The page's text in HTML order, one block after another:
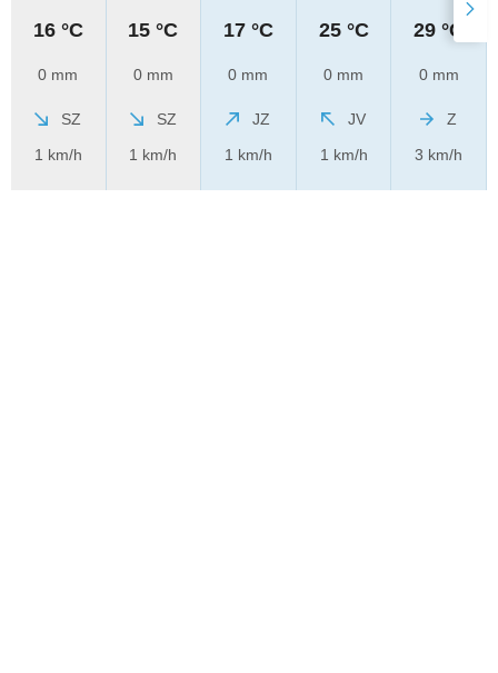
16 °C
0 mm
SZ
1 km/h
15 °C
0 mm
SZ
1 km/h
17 °C
0 mm
JZ
1 km/h
25 °C
0 mm
JV
1 km/h
29 °C
0 mm
Z
3 km/h